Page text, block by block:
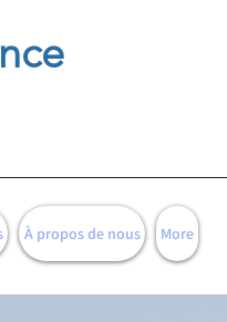
À propos de nous More